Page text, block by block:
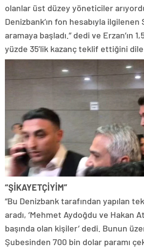
olanlar üst düzey yöneticiler
Denizbank’ın fon hesabıyla
aramaya başladı.” dedi ve Erzan’ın
yüzde 35’lik kazanç teklif ettiğini
“ŞİKAYETÇİYİM”
“Bu Denizbank tarafından yapılan
aradı, ‘Mehmet Aydoğdu ve Hakan
başında olan kişiler’ dedi. Bunun
Şubesinden 700 bin dolar paramı